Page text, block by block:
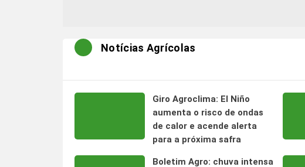
Notícias Agrícolas
Giro Agroclima: El Niño
aumenta o risco de ondas
de calor e acende alerta
para a próxima safra
Boletim Agro: chuva intensa